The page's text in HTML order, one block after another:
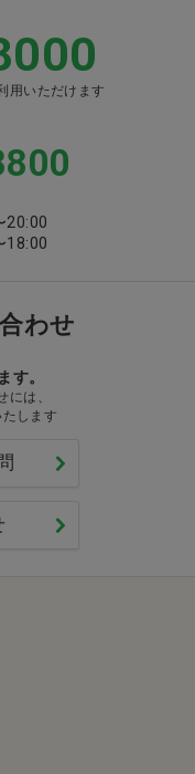
用いただけます
20:00
18:00
わせ
す。
には、
します